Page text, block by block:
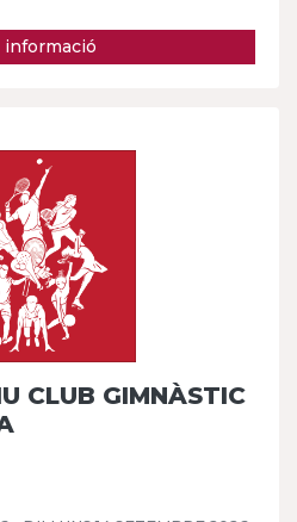
informació
CLUB GIMNÀSTIC